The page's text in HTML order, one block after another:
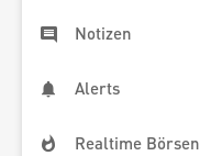
Notizen
Alerts
Realtime Börsen